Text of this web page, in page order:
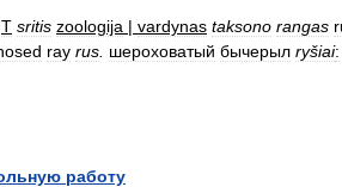
T sritis zoologija | vardynas taksono rangas
ray rus шероховатый бычерыл ryšiai:
работу